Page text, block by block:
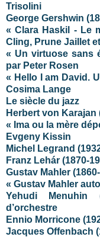
Trisolini
George Gershwin
« Clara Haskil - Le
Cling, Prune Jaillet
« Un virtuose sans
par Peter Rosen
« Hello I am David.
Cosima Lange
Le siècle du jazz
Herbert von Karajan
« Ima ou la mère
Evgeny Kissin
Michel Legrand
Franz Lehár (1870-
Gustav Mahler
« Gustav Mahler
Yehudi Menuhin
d’orchestre
Ennio Morricone
Jacques Offenbach